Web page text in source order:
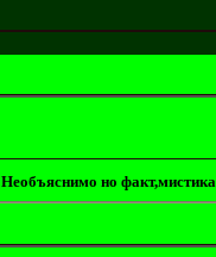
Необъяснимо но факт,мистика